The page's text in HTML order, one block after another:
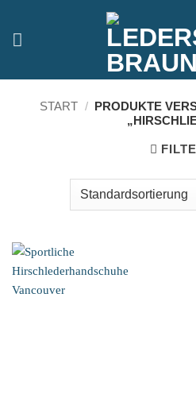
springen
START / PRODUKTE